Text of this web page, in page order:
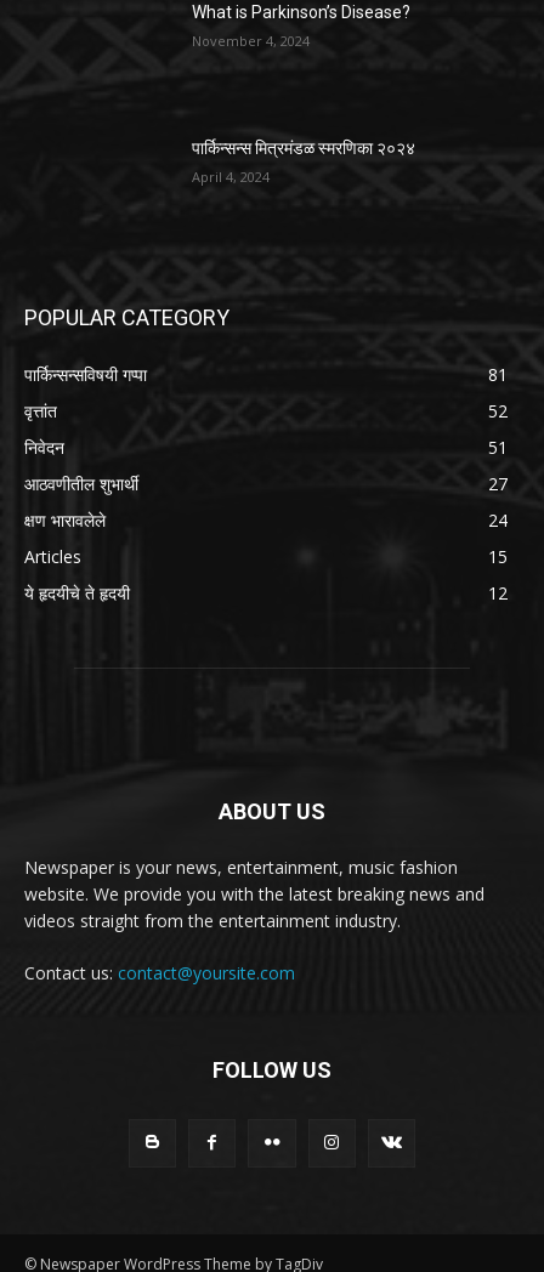
What is Parkinson’s Disease?
November 4, 2024
पार्किन्सन्स मित्रमंडळ स्मरणिका २०२४
April 4, 2024
POPULAR CATEGORY
पार्किन्सन्सविषयी गप्पा
81
वृत्तांत
52
निवेदन
51
आठवणीतील शुभार्थी
27
क्षण भारावलेले
24
Articles
15
ये हृदयीचे ते हृदयी
12
ABOUT US
Newspaper is your news, entertainment, music fashion
website. We provide you with the latest breaking news and
videos straight from the entertainment industry.
Contact us: contact@yoursite.com
FOLLOW US
© Newspaper WordPress Theme by TagDiv